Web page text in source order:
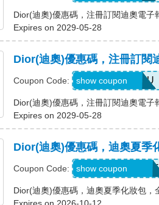
Dior(迪奧)優惠碼，注冊訂閱迪奧電子
Expires on 2029-05-28
Dior(迪奧)優惠碼，注冊訂閱
Coupon Code: WELCOMEYOU
show coupon
Dior(迪奧)優惠碼，注冊訂閱迪奧電子
Expires on 2029-05-28
Dior(迪奧)優惠碼，迪奧夏季
Coupon Code: show coupon
Dior(迪奧)優惠碼，迪奧夏季化妝包，